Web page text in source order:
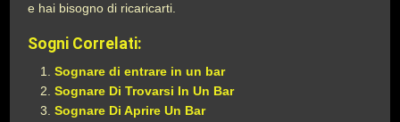
e hai bisogno di ricaricarti.
Sogni Correlati:
Sognare di entrare in un bar
Sognare Di Trovarsi In Un Bar
Sognare Di Aprire Un Bar